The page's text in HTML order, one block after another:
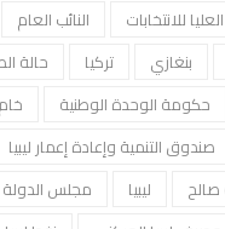
للانتخابات
النائب العام
بنغازي تركيا
حالة
حكومة الوحدة الوطنية
صندوق التنمية وإعادة إعمار ليبيا
صالح ليبيا
مجلس الدولة